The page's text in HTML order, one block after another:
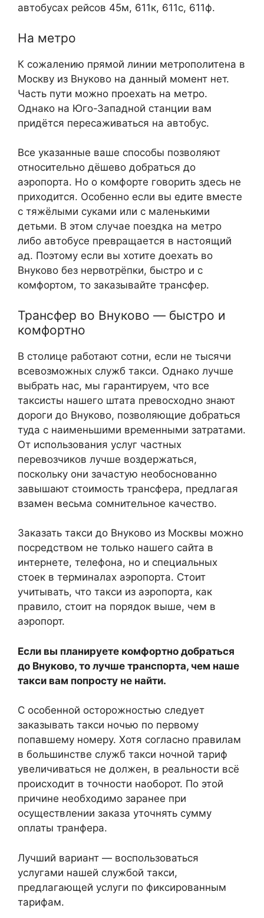
автобусах рейсов 45м, 611к, 611с, 611ф.
На метро
К сожалению прямой линии метрополитена в
Москву из Внуково на данный момент нет.
Часть пути можно проехать на метро.
Однако на Юго-Западной станции вам
придётся пересаживаться на автобус.
Все указанные ваше способы позволяют
относительно дёшево добраться до
аэропорта. Но о комфорте говорить здесь не
приходится. Особенно если вы едите вместе
с тяжёлыми суками или с маленькими
детьми. В этом случае поездка на метро
либо автобусе превращается в настоящий
ад. Поэтому если вы хотите доехать во
Внуково без нервотрёпки, быстро и с
комфортом, то заказывайте трансфер.
Трансфер во Внуково — быстро и
комфортно
В столице работают сотни, если не тысячи
всевозможных служб такси. Однако лучше
выбрать нас, мы гарантируем, что все
таксисты нашего штата превосходно знают
дороги до Внуково, позволяющие добраться
туда с наименьшими временными затратами.
От использования услуг частных
перевозчиков лучше воздержаться,
поскольку они зачастую необоснованно
завышают стоимость трансфера, предлагая
взамен весьма сомнительное качество.
Заказать такси до Внуково из Москвы можно
посредством не только нашего сайта в
интернете, телефона, но и специальных
стоек в терминалах аэропорта. Стоит
учитывать, что такси из аэропорта, как
правило, стоит на порядок выше, чем в
аэропорт.
Если вы планируете комфортно добраться
до Внуково, то лучше транспорта, чем наше
такси вам попросту не найти.
С особенной осторожностью следует
заказывать такси ночью по первому
попавшему номеру. Хотя согласно правилам
в большинстве служб такси ночной тариф
увеличиваться не должен, в реальности всё
происходит в точности наоборот. По этой
причине необходимо заранее при
осуществлении заказа уточнять сумму
оплаты транфера.
Лучший вариант — воспользоваться
услугами нашей службой такси,
предлагающей услуги по фиксированным
тарифам.